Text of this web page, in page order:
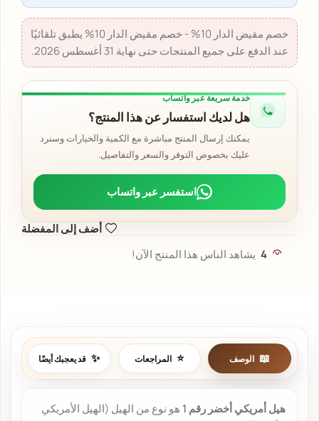
خصم مقيض الدار 10% - خصم مقيض الدار 10% يطبق تلقائيًا
عند الدفع على جميع المنتجات حتى نهاية 31 أغسطس 2026.
خدمة سريعة عبر واتساب
هل لديك استفسار عن هذا المنتج؟
يمكنك إرسال المنتج مباشرة مع الكمية والخيارات وسنرد
عليك بخصوص التوفر والسعر والتفاصيل.
استفسر عبر واتساب
أضف إلى المفضلة
4 يشاهد الناس هذا المنتج الآن!
الوصف المراجعات قد يعجبك أيضًا
هيل أمريكي أخضر رقم 1
هو نوع من الهيل (الهيل الأمريكي